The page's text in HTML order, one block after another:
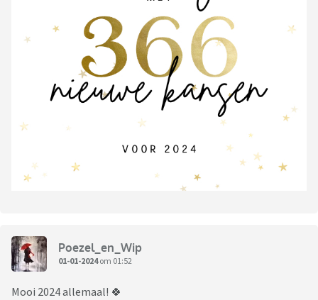
Poezel_en_Wip
01-01-2024om 01:52
Mooi 2024 allemaal! 🍀